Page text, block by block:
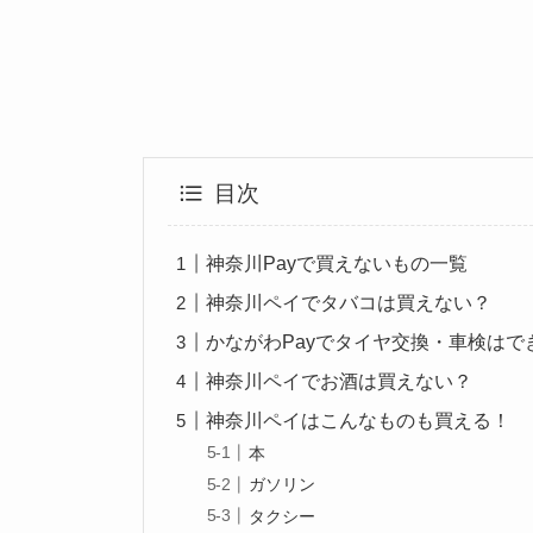
目次
神奈川Payで買えないもの一覧
神奈川ペイでタバコは買えない？
かながわPayでタイヤ交換・車検はで
神奈川ペイでお酒は買えない？
神奈川ペイはこんなものも買える！
本
ガソリン
タクシー